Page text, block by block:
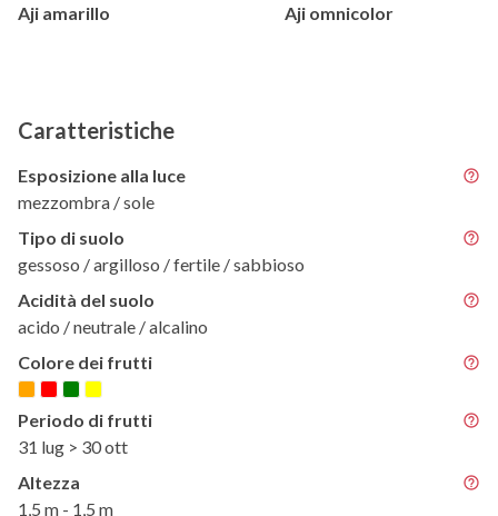
Aji amarillo Aji omnicolor
Caratteristiche
Esposizione alla luce
mezzombra / sole
Tipo di suolo
gessoso / argilloso / fertile / sabbioso
Acidità del suolo
acido / neutrale / alcalino
Colore dei frutti
Periodo di frutti
31 lug > 30 ott
Altezza
1,5 m - 1,5 m